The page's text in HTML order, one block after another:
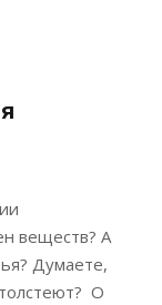
веществ? А
Думаете,
О